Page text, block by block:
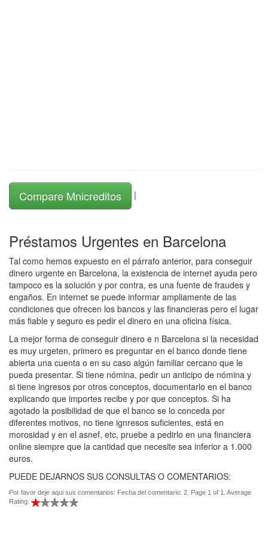
Compare Mnicreditos |
Préstamos Urgentes en Barcelona
Tal como hemos expuesto en el párrafo anterior, para conseguir
dinero urgente en Barcelona, la existencia de internet ayuda pero
tampoco es la solución y por contra, es una fuente de fraudes y
engaños. En internet se puede informar ampliamente de las
condiciones que ofrecen los bancos y las financieras pero el lugar
más fiable y seguro es pedir el dinero en una oficina física.
La mejor forma de conseguir dinero e n Barcelona si la necesidad
es muy urgeten, primero es preguntar en el banco donde tiene
abierta una cuenta o en su caso algún familiar cercano que le
pueda presentar. Si tiene nómina, pedir un anticipo de nómina y
si tiene ingresos por otros conceptos, documentarlo en el banco
explicando que importes recibe y por que conceptos. Si ha
agotado la posibilidad de que el banco se lo conceda por
diferentes motivos, no tiene ignresos suficientes, está en
morosidad y en el asnef, etc, pruebe a pedirlo en una financiera
online siempre que la cantidad que necesite sea inferior a 1.000
euros.
PUEDE DEJARNOS SUS CONSULTAS O COMENTARIOS:
Por favor deje aqui sus comentarios: Fecha del comentario: 2. Page 1 of 1. Average
Rating: